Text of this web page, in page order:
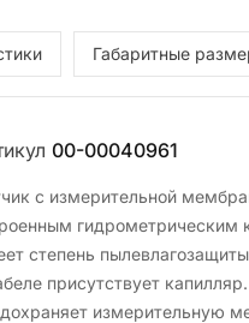
Габаритные
00-00040961
с измерительной
гидрометрическим
степень
присутствует
измерительную